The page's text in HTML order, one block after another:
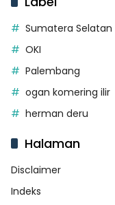
Sumatera Selatan
OKI
Palembang
ogan komering ilir
herman deru
Halaman
Disclaimer
Indeks